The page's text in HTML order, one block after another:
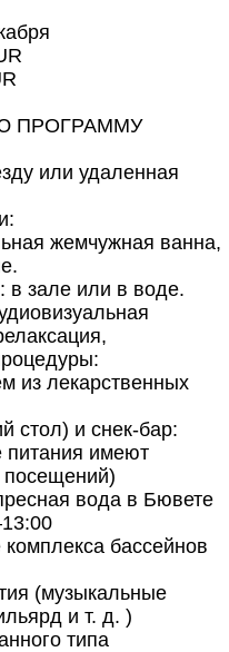
ПРОГРАММУ
или удаленная
жемчужная ванна,
в зале или в воде.
из лекарственных
стол) и снек-бар:
питания имеют
посещений)
вода в Бювете
бассейнов
(музыкальные
и т. д. )
типа